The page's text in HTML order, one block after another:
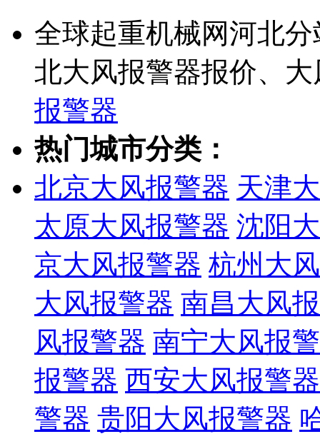
全球起重机械网河北
北大风报警器报价、
报警器
热门城市分类：
北京大风报警器 天津
太原大风报警器 沈阳
京大风报警器 杭州大
大风报警器 南昌大风
风报警器 南宁大风报
报警器 西安大风报警器
警器 贵阳大风报警器